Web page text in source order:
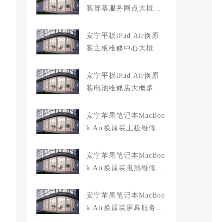
装屏幕服务网点大概多
安宁平板iPad Air换原
装主板维修中心大概多
安宁平板iPad Air换原
装电池维修店大概多少
安宁苹果笔记本MacBoo
k Air换原装主板维修中
安宁苹果笔记本MacBoo
k Air换原装电池维修店
安宁苹果笔记本MacBoo
k Air换原装屏幕服务网